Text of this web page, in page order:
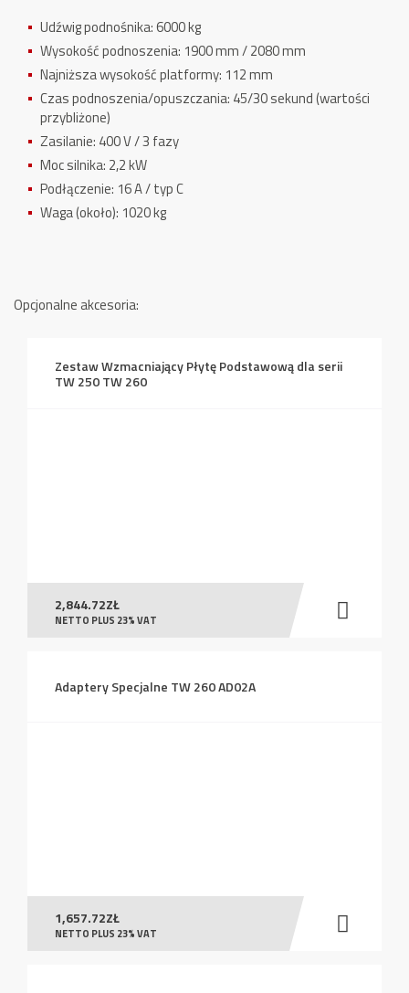
Udźwig podnośnika: 6000 kg
Wysokość podnoszenia: 1900 mm / 2080 mm
Najniższa wysokość platformy: 112 mm
Czas podnoszenia/opuszczania: 45/30 sekund (wartości
przybliżone)
Zasilanie: 400 V / 3 fazy
Moc silnika: 2,2 kW
Podłączenie: 16 A / typ C
Waga (około): 1020 kg
Opcjonalne akcesoria:
Zestaw Wzmacniający Płytę Podstawową dla serii
TW 250 TW 260
2,844.72ZŁ
NETTO PLUS 23% VAT
Adaptery Specjalne TW 260 AD02A
1,657.72ZŁ
NETTO PLUS 23% VAT